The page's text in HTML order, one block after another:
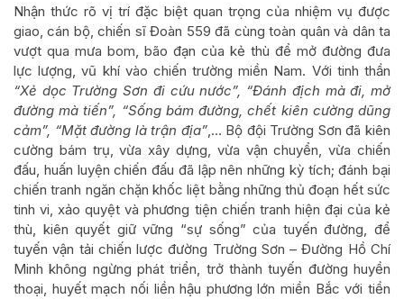
Nhận thức rõ vị trí đặc biệt quan trọng của nhiệm vụ được
giao, cán bộ, chiến sĩ Đoàn 559 đã cùng toàn quân và dân ta
vượt qua mưa bom, bão đạn của kẻ thù để mở đường đưa
lực lượng, vũ khí vào chiến trường miền Nam. Với tinh thần
“Xẻ dọc Trường Sơn đi cứu nước”, “Đánh địch mà đi, mở
đường mà tiến”, “Sống bám đường, chết kiên cường dũng
cảm”, “Mặt đường là trận địa”,… Bộ đội Trường Sơn đã kiên
cường bám trụ, vừa xây dựng, vừa vận chuyển, vừa chiến
đấu, huấn luyện chiến đấu đã lập nên những kỳ tích; đánh bại
chiến tranh ngăn chặn khốc liệt bằng những thủ đoạn hết sức
tinh vi, xảo quyệt và phương tiện chiến tranh hiện đại của kẻ
thù, kiên quyết giữ vững “sự sống” của tuyến đường, để
tuyến vận tải chiến lược đường Trường Sơn – Đường Hồ Chí
Minh không ngừng phát triển, trở thành tuyến đường huyền
thoại, huyết mạch nối liền hậu phương lớn miền Bắc với tiền